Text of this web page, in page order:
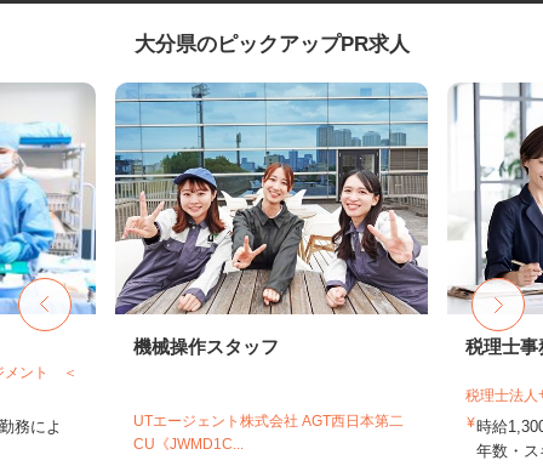
大分県のピックアップPR求人
メント ＜
務によ
機械操作スタッフ
UTエージェント株式会社 AGT西日本第二
CU《JWMD1C...
税理士事
税理士法人
時給
年数・